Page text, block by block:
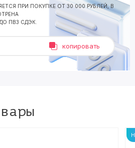
ПРИ ПОКУПКЕ ОТ 30 000 РУБЛЕЙ, В
ПВЗ СДЭК.
копировать